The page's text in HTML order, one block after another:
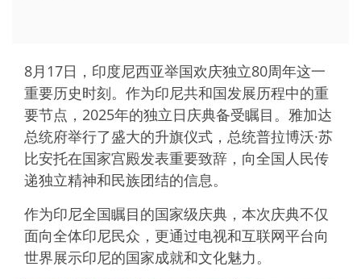
8月17日，印度尼西亚举国欢庆独立80周年这一
重要历史时刻。作为印尼共和国发展历程中的重
要节点，2025年的独立日庆典备受瞩目。雅加达
总统府举行了盛大的升旗仪式，总统普拉博沃·苏
比安托在国家宫殿发表重要致辞，向全国人民传
递独立精神和民族团结的信息。
作为印尼全国瞩目的国家级庆典，本次庆典不仅
面向全体印尼民众，更通过电视和互联网平台向
世界展示印尼的国家成就和文化魅力。